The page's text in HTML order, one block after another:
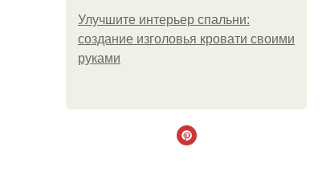
Улучшите интерьер спальни:
создание изголовья кровати своими
руками